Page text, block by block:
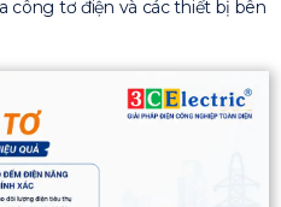
công tơ điện và các thiết bị bên